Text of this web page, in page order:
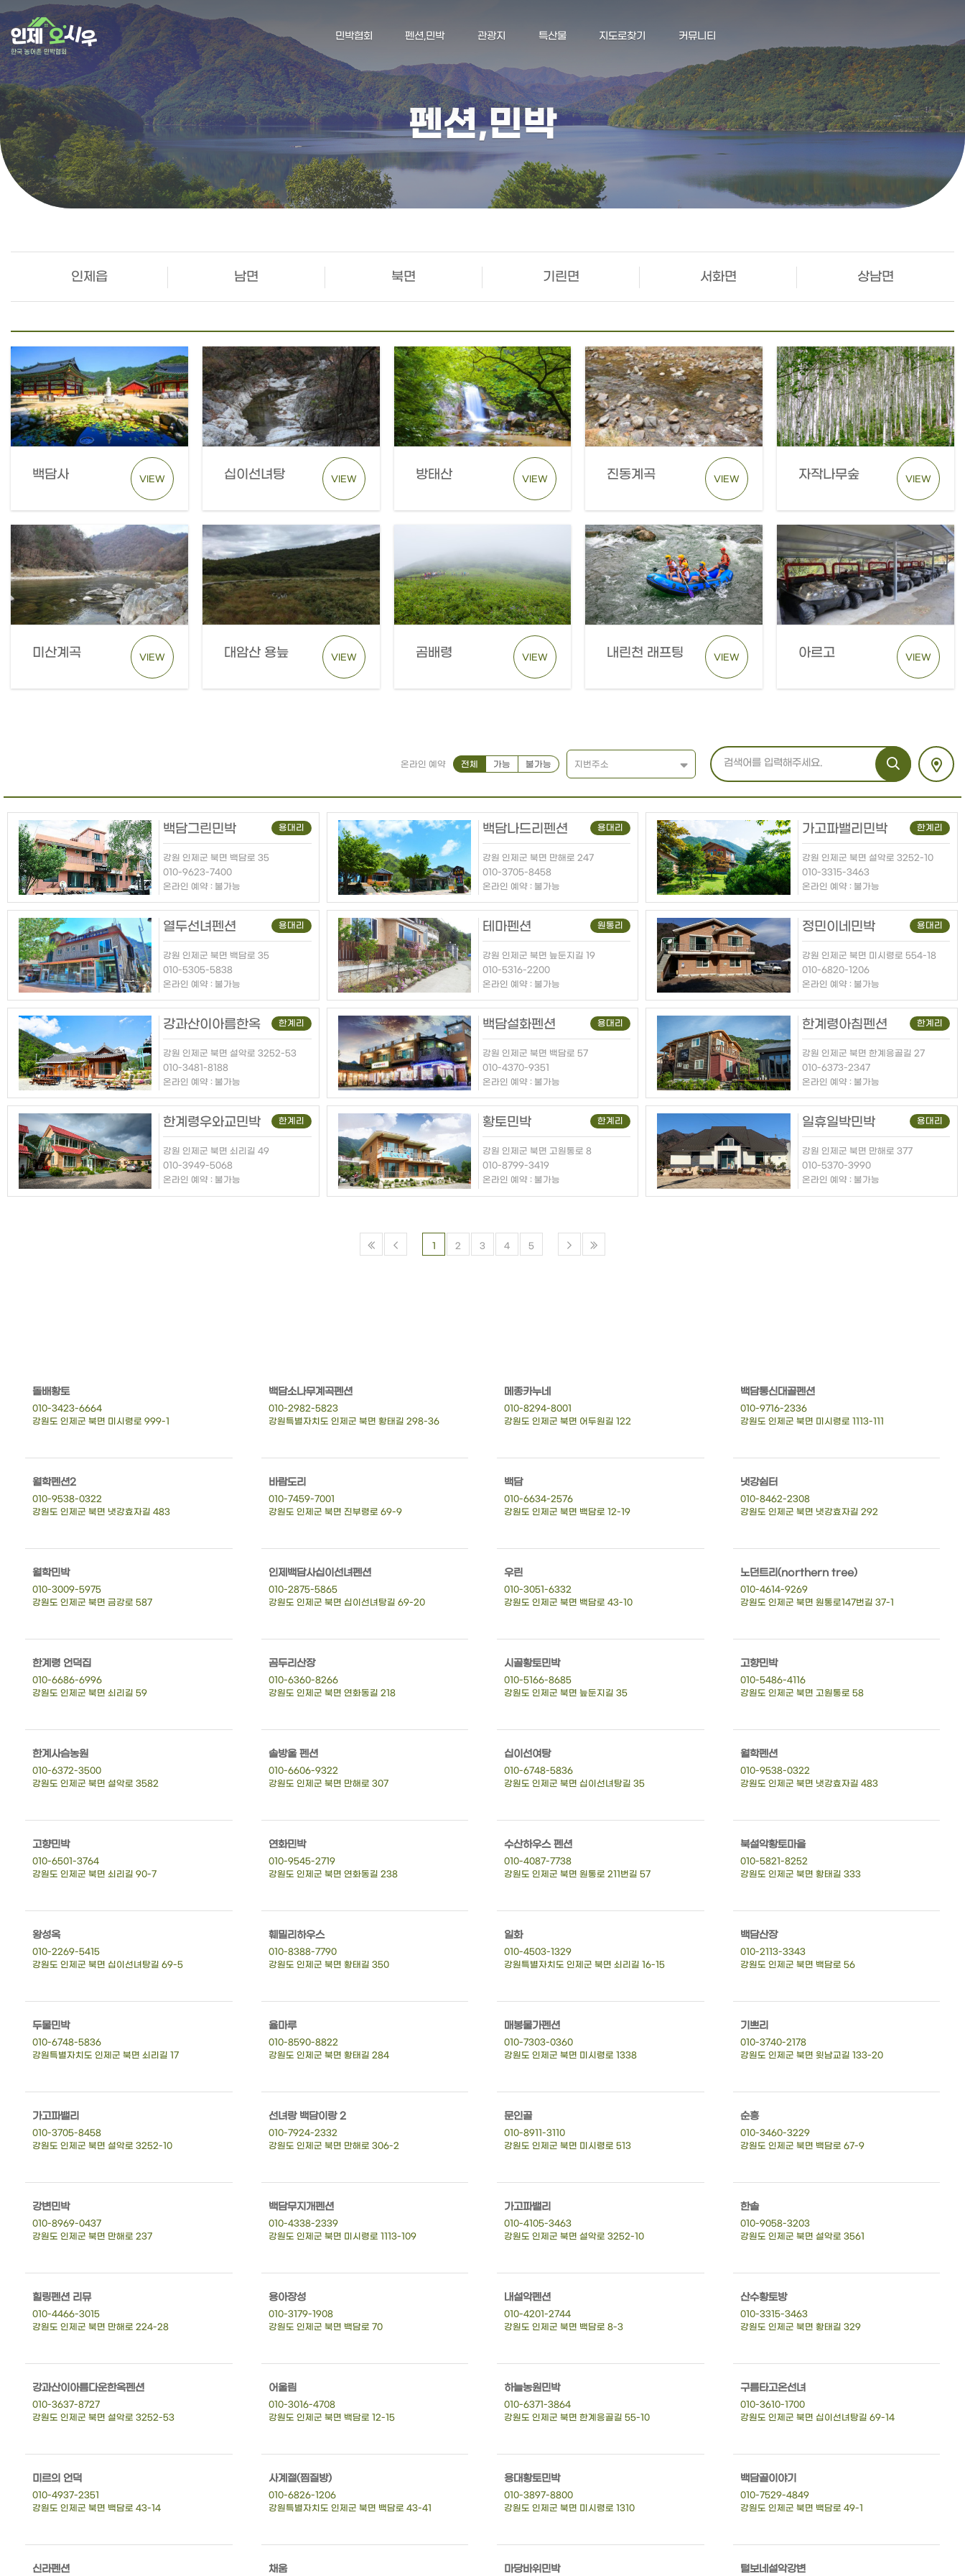
민박협회 펜션,민박 관광지 특산물 지도로찾기 커뮤니티
펜션,민박
인제읍 남면 북면 기린면 서화면 상남면
백담사 VIEW 십이선녀탕 VIEW 방태산 VIEW 진동계곡 VIEW 자작나무숲 VIEW
미산계곡 VIEW 대암산 용늪 VIEW 곰배령 VIEW 내린천 래프팅 VIEW 아르고 VIEW
온라인 예약 전체 가능 불가능 지번주소
백담그린민박 용대리
강원 인제군 북면 백담로 35
010-9623-7400
온라인 예약 : 불가능
백담나드리펜션 용대리
강원 인제군 북면 만해로 247
010-3705-8458
온라인 예약 : 불가능
가고파밸리민박 한계리
강원 인제군 북면 설악로 3252-10
010-3315-3463
온라인 예약 : 불가능
열두선녀펜션 용대리
강원 인제군 북면 백담로 35
010-5305-5838
온라인 예약 : 불가능
테마펜션 원통리
강원 인제군 북면 늪둔지길 19
010-5316-2200
온라인 예약 : 불가능
정민이네민박 용대리
강원 인제군 북면 미시령로 554-18
010-6820-1206
온라인 예약 : 불가능
강과산이아름한옥 한계리
강원 인제군 북면 설악로 3252-53
010-3481-8188
온라인 예약 : 불가능
백담설화펜션 용대리
강원 인제군 북면 백담로 57
010-4370-9351
온라인 예약 : 불가능
한계령아침펜션 한계리
강원 인제군 북면 한계응골길 27
010-6373-2347
온라인 예약 : 불가능
한계령우와교민박 한계리
강원 인제군 북면 쇠리길 49
010-3949-5068
온라인 예약 : 불가능
황토민박 한계리
강원 인제군 북면 고원통로 8
010-8799-3419
온라인 예약 : 불가능
일휴일박민박 용대리
강원 인제군 북면 만해로 377
010-5370-3990
온라인 예약 : 불가능
1 2 3 4 5
돌배황토
010-3423-6664
강원도 인제군 북면 미시령로 999-1
백담소나무계곡펜션
010-2982-5823
강원특별자치도 인제군 북면 황태길 298-36
메종카누네
010-8294-8001
강원도 인제군 북면 어두원길 122
백담통신대골펜션
010-9716-2336
강원도 인제군 북면 미시령로 1113-111
월학펜션2
010-9538-0322
강원도 인제군 북면 냇강효자길 483
바람도리
010-7459-7001
강원도 인제군 북면 진부령로 69-9
백담
010-6634-2576
강원도 인제군 북면 백담로 12-19
냇강쉼터
010-8462-2308
강원도 인제군 북면 냇강효자길 292
월학민박
010-3009-5975
강원도 인제군 북면 금강로 587
인제백담사십이선녀펜션
010-2875-5865
강원도 인제군 북면 십이선녀탕길 69-20
우린
010-3051-6332
강원도 인제군 북면 백담로 43-10
노던트리(northern tree)
010-4614-9269
강원도 인제군 북면 원통로147번길 37-1
한계령 언덕집
010-6686-6996
강원도 인제군 북면 쇠리길 59
곰두리산장
010-6360-8266
강원도 인제군 북면 연화동길 218
시골황토민박
010-5166-8685
강원도 인제군 북면 늪둔지길 35
고향민박
010-5486-4116
강원도 인제군 북면 고원통로 58
한계사슴농원
010-6372-3500
강원도 인제군 북면 설악로 3582
솔방울 펜션
010-6606-9322
강원도 인제군 북면 만해로 307
십이선여탕
010-6748-5836
강원도 인제군 북면 십이선녀탕길 35
월학펜션
010-9538-0322
강원도 인제군 북면 냇강효자길 483
고향민박
010-6501-3764
강원도 인제군 북면 쇠리길 90-7
연화민박
010-9545-2719
강원도 인제군 북면 연화동길 238
수산하우스 펜션
010-4087-7738
강원도 인제군 북면 원통로 211번길 57
북설악황토마을
010-5821-8252
강원도 인제군 북면 황태길 333
왕성옥
010-2269-5415
강원도 인제군 북면 십이선녀탕길 69-5
훼밀리하우스
010-8388-7790
강원도 인제군 북면 황태길 350
일화
010-4503-1329
강원특별자치도 인제군 북면 쇠리길 16-15
백담산장
010-2113-3343
강원도 인제군 북면 백담로 56
두물민박
010-6748-5836
강원특별자치도 인제군 북면 쇠리길 17
율마루
010-8590-8822
강원도 인제군 북면 황태길 284
매봉물가펜션
010-7303-0360
강원도 인제군 북면 미시령로 1338
기쁘리
010-3740-2178
강원도 인제군 북면 윗남교길 133-20
가고파밸리
010-3705-8458
강원도 인제군 북면 설악로 3252-10
선녀랑 백담이랑 2
010-7924-2332
강원도 인제군 북면 만해로 306-2
문인골
010-8911-3110
강원도 인제군 북면 미시령로 513
순흥
010-3460-3229
강원도 인제군 북면 백담로 67-9
강변민박
010-8969-0437
강원도 인제군 북면 만해로 237
백담무지개펜션
010-4338-2339
강원도 인제군 북면 미시령로 1113-109
가고파밸리
010-4105-3463
강원도 인제군 북면 설악로 3252-10
한솔
010-9058-3203
강원도 인제군 북면 설악로 3561
힐링펜션 리뮤
010-4466-3015
강원도 인제군 북면 만해로 224-28
용아장성
010-3179-1908
강원도 인제군 북면 백담로 70
내설악펜션
010-4201-2744
강원도 인제군 북면 백담로 8-3
산수황토방
010-3315-3463
강원도 인제군 북면 황태길 329
강과산이아름다운한옥펜션
010-3637-8727
강원도 인제군 북면 설악로 3252-53
어울림
010-3016-4708
강원도 인제군 북면 백담로 12-15
하늘농원민박
010-6371-3864
강원도 인제군 북면 한계응골길 55-10
구름타고온선녀
010-3610-1700
강원도 인제군 북면 십이선녀탕길 69-14
미르의 언덕
010-4937-2351
강원도 인제군 북면 백담로 43-14
사계절(찜질방)
010-6826-1206
강원특별자치도 인제군 북면 백담로 43-41
용대황토민박
010-3897-8800
강원도 인제군 북면 미시령로 1310
백담골이야기
010-7529-4849
강원도 인제군 북면 백담로 49-1
신라펜션 채움 마당바위민박 털보네설악강변